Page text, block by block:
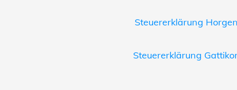
Steuererklärung
Steuererklärung